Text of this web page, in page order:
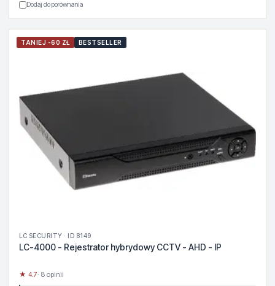
Dodaj do porównania
TANIEJ -60 ZŁ BESTSELLER
LC SECURITY · ID 8149
LC-4000 - Rejestrator hybrydowy CCTV - AHD - IP
★ 4.7· 8 opinii